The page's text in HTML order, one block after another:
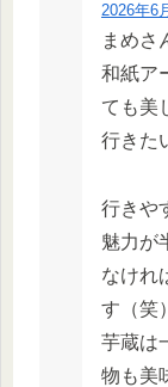
2026年6
まめさ
和紙ア
ても美
行きた
行きや
魅力が
なけれ
す（笑）
芋蔵は
物も美